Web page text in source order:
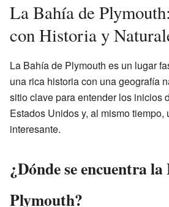
La Bahía de
con Historia y
La Bahía de Plymouth es un lugar
una rica historia con una geografía
sitio clave para entender los inicios
Estados Unidos y, al mismo
interesante.
¿Dónde se encuentra
Plymouth?